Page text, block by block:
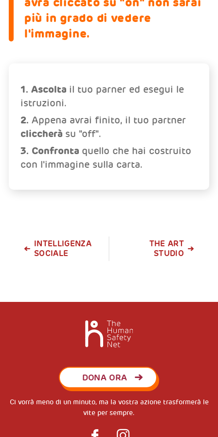
più in grado di vedere
l'immagine.
1. Ascolta il tuo parner ed esegui le
istruzioni.
2.Appena avrai finito, il tuo partner
cliccherà su "off".
3. Confronta quello che hai costruito
con l'immagine sulla carta.
INTELLIGENZA
SOCIALE
THE ART
STUDIO
DONA ORA
Ci vorrà meno di un minuto, ma la vostra azione trasformerà le
vite per sempre.